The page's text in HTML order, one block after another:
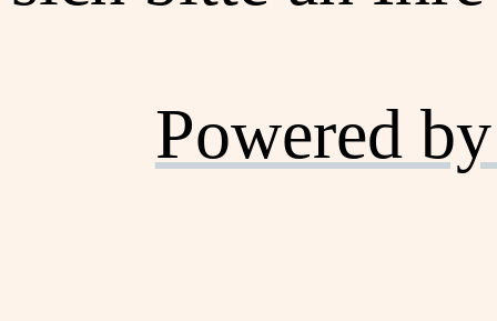
Powered